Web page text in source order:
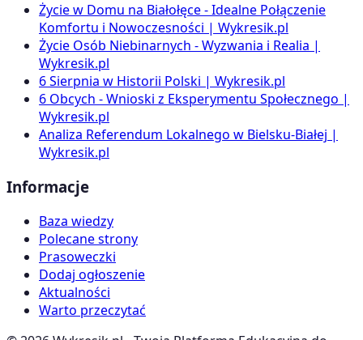
Życie w Domu na Białołęce - Idealne Połączenie
Komfortu i Nowoczesności | Wykresik.pl
Życie Osób Niebinarnych - Wyzwania i Realia |
Wykresik.pl
6 Sierpnia w Historii Polski | Wykresik.pl
6 Obcych - Wnioski z Eksperymentu Społecznego |
Wykresik.pl
Analiza Referendum Lokalnego w Bielsku-Białej |
Wykresik.pl
Informacje
Baza wiedzy
Polecane strony
Prasoweczki
Dodaj ogłoszenie
Aktualności
Warto przeczytać